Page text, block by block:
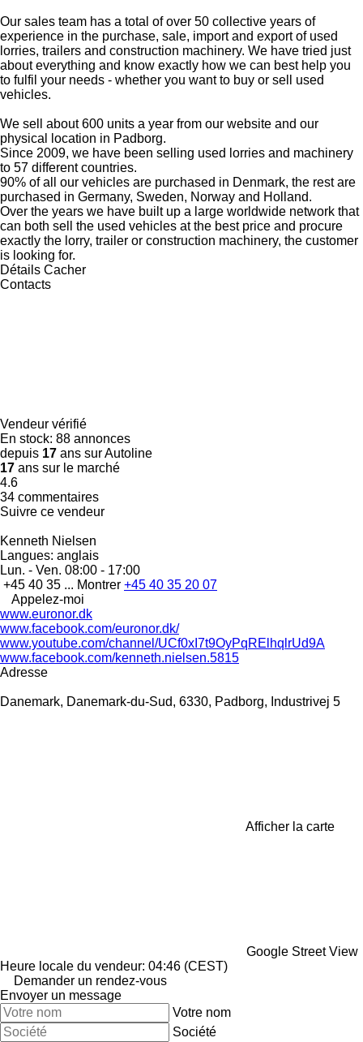
Our sales team has a total of over 50 collective years of
experience in the purchase, sale, import and export of used
lorries, trailers and construction machinery. We have tried just
about everything and know exactly how we can best help you
to fulfil your needs - whether you want to buy or sell used
vehicles.
We sell about 600 units a year from our website and our
physical location in Padborg.
Since 2009, we have been selling used lorries and machinery
to 57 different countries.
90% of all our vehicles are purchased in Denmark, the rest are
purchased in Germany, Sweden, Norway and Holland.
Over the years we have built up a large worldwide network that
can both sell the used vehicles at the best price and procure
exactly the lorry, trailer or construction machinery, the customer
is looking for.
Détails Cacher
Contacts
Vendeur vérifié
En stock: 88 annonces
depuis 17 ans sur Autoline
17 ans sur le marché
4.6
34 commentaires
Suivre ce vendeur
Kenneth Nielsen
Langues: anglais
Lun. - Ven. 08:00 - 17:00
+45 40 35 ... Montrer +45 40 35 20 07
Appelez-moi
www.euronor.dk
www.facebook.com/euronor.dk/
www.youtube.com/channel/UCf0xI7t9OyPqRElhqlrUd9A
www.facebook.com/kenneth.nielsen.5815
Adresse
Danemark, Danemark-du-Sud, 6330, Padborg, Industrivej 5
Afficher la carte
Google Street View
Heure locale du vendeur: 04:46 (CEST)
Demander un rendez-vous
Envoyer un message
Votre nom
Société